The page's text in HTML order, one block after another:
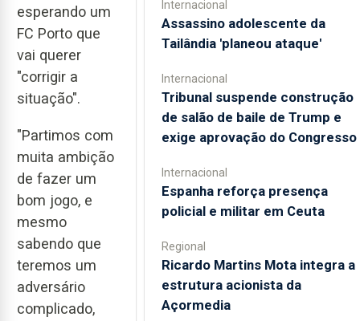
esperando um
FC Porto que
vai querer
"corrigir a
situação".
"Partimos com
muita ambição
de fazer um
bom jogo, e
mesmo
sabendo que
teremos um
adversário
complicado,
Internacional
Assassino adolescente da
Tailândia 'planeou ataque'
Internacional
Tribunal suspende construção
de salão de baile de Trump e
exige aprovação do Congresso
Internacional
Espanha reforça presença
policial e militar em Ceuta
Regional
Ricardo Martins Mota integra a
estrutura acionista da
Açormedia